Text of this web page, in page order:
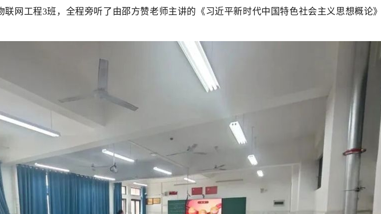
联网工程3班，全程旁听了由邵方赞老师主讲的《习近平新时代中国特色社会主义思想概论